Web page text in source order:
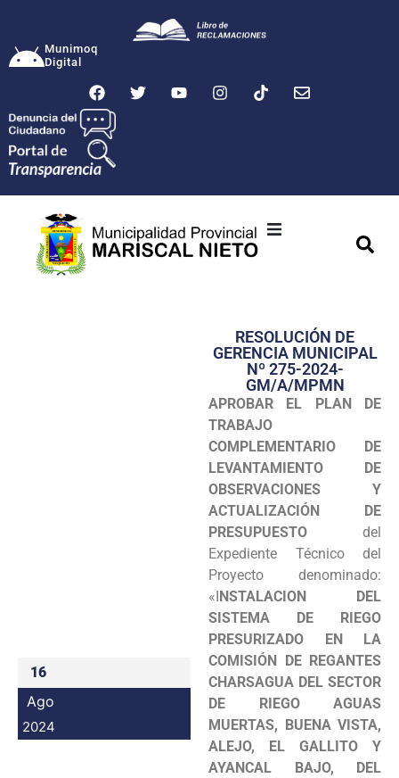
Munimoq
Digital
Transparencia
Seguridad
Programas
Intranet
16
Ago
2024
RESOLUCIÓN DE
GERENCIA MUNICIPAL
Nº 275-2024-
GM/A/MPMN
APROBAR EL PLAN DE
TRABAJO
COMPLEMENTARIO DE
LEVANTAMIENTO DE
OBSERVACIONES Y
ACTUALIZACIÓN DE
PRESUPUESTO del
Expediente Técnico del
Proyecto denominado:
«INSTALACION DEL
SISTEMA DE RIEGO
PRESURIZADO EN LA
COMISIÓN DE REGANTES
CHARSAGUA DEL SECTOR
DE RIEGO AGUAS
MUERTAS, BUENA VISTA,
ALEJO, EL GALLITO Y
AYANCAL BAJO, DEL